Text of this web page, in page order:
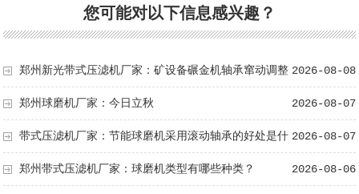
您可能对以下信息感兴趣？
2026-08-08
郑州新光带式压滤机厂家：矿设备碾金机轴承窜动调整
方法 2026-08-07
郑州球磨机厂家：今日立秋
2026-08-07
带式压滤机厂家：节能球磨机采用滚动轴承的好处是什
么 2026-08-06
郑州带式压滤机厂家：球磨机类型有哪些种类？